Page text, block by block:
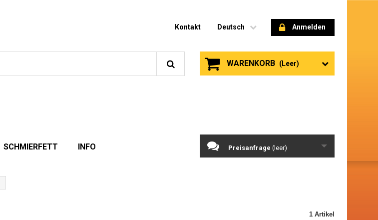
Anmelden
Deutsch
Kontakt
WARENKORB (Leer)
SCHMIERFETT INFO Preisanfrage (leer)
1 Artikel